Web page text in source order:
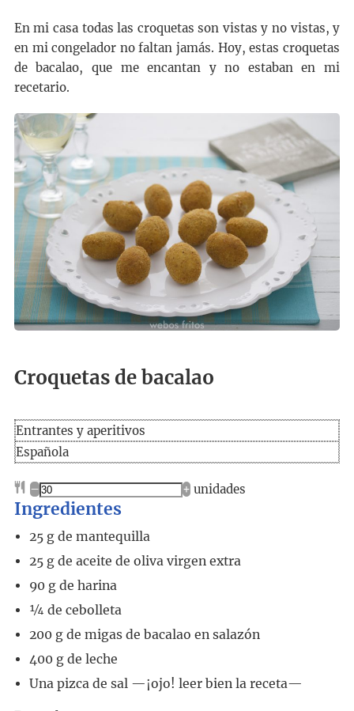
En mi casa todas las croquetas son vistas y no vistas, y
en mi congelador no faltan jamás. Hoy, estas croquetas
de bacalao, que me encantan y no estaban en mi
recetario.
Croquetas de bacalao
Entrantes y aperitivos
Española
– + unidades
Ingredientes
25 g de mantequilla
25 g de aceite de oliva virgen extra
90 g de harina
¼ de cebolleta
200 g de migas de bacalao en salazón
400 g de leche
Una pizca de sal —¡ojo! leer bien la receta—